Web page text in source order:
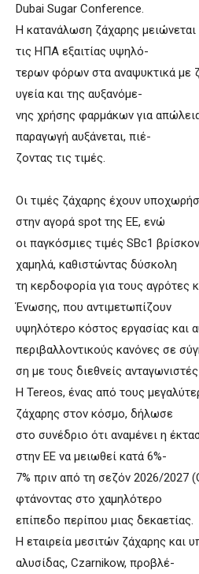
Dubai Sugar Conference.
Η κατανάλωση ζάχαρης
τις ΗΠΑ εξαιτίας υψηλό-
τερων φόρων στα αναψυκτικά με
υγεία και της αυξανόμε-
νης χρήσης φαρμάκων για
παραγωγή αυξάνεται, πιέ-
ζοντας τις τιμές.
Οι τιμές ζάχαρης έχουν
στην αγορά spot της ΕΕ, ενώ
οι παγκόσμιες τιμές SBc1
χαμηλά, καθιστώντας δύσκολη
τη κερδοφορία για τους αγρότες
Ένωσης, που αντιμετωπίζουν
υψηλότερο κόστος εργασίας και
περιβαλλοντικούς κανόνες σε
ση με τους διεθνείς
Η Tereos, ένας από τους
ζάχαρης στον κόσμο, δήλωσε
στο συνέδριο ότι αναμένει η
στην ΕΕ να μειωθεί κατά 6%-
7% πριν από τη σεζόν 2026/2027
φτάνοντας στο χαμηλότερο
επίπεδο περίπου μιας δεκαετίας.
Η εταιρεία μεσιτών ζάχαρης και
αλυσίδας, Czarnikow, προβλέ-